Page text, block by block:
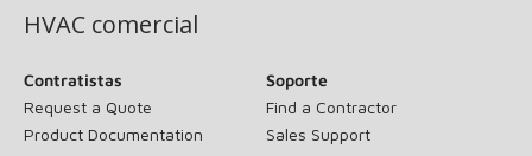
HVAC comercial
Contratistas
Request a Quote
Product Documentation
Soporte
Find a Contractor
Sales Support